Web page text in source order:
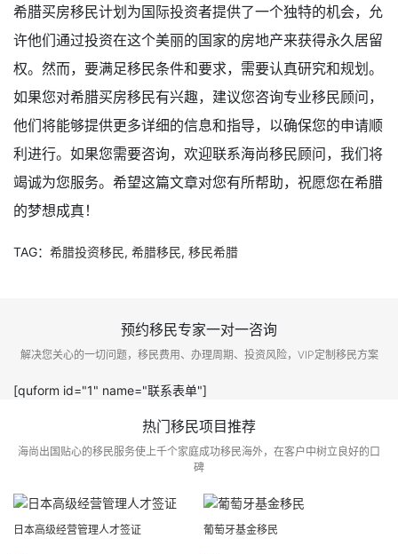
希腊买房移民计划为国际投资者提供了一个独特的机会，允
许他们通过投资在这个美丽的国家的房地产来获得永久居留
权。然而，要满足移民条件和要求，需要认真研究和规划。
如果您对希腊买房移民有兴趣，建议您咨询专业移民顾问，
他们将能够提供更多详细的信息和指导，以确保您的申请顺
利进行。如果您需要咨询，欢迎联系海尚移民顾问，我们将
竭诚为您服务。希望这篇文章对您有所帮助，祝愿您在希腊
的梦想成真！
TAG： 希腊投资移民, 希腊移民, 移民希腊
预约移民专家一对一咨询
解决您关心的一切问题，移民费用、办理周期、投资风险，VIP定制移民方案
[quform id="1" name="联系表单"]
热门移民项目推荐
海尚出国贴心的移民服务使上千个家庭成功移民海外，在客户中树立良好的口
碑
日本高级经营管理人才签证 葡萄牙基金移民